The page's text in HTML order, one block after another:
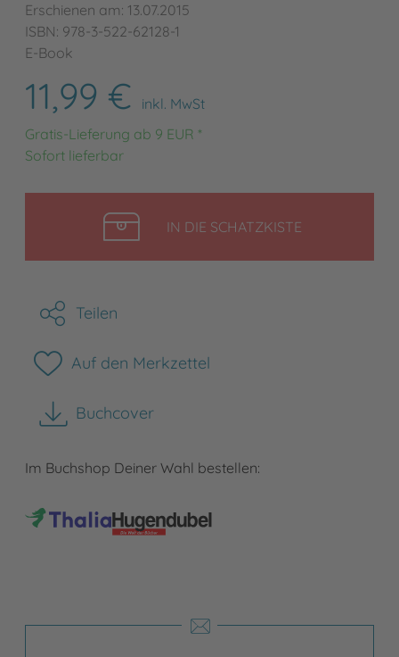
Erschienen am: 13.07.2015
ISBN: 978-3-522-62128-1
E-Book
11,99 €
inkl. MwSt
Gratis-Lieferung ab 9 EUR *
Sofort lieferbar
IN DIE SCHATZKISTELEGEN
Teilen
Auf den Merkzettel
Buchcover
herunterladen
Im Buchshop Deiner Wahl bestellen: